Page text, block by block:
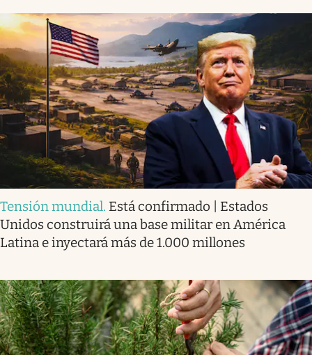
Tensión mundial. Está confirmado | Estados
Unidos construirá una base militar en América
Latina e inyectará más de 1.000 millones